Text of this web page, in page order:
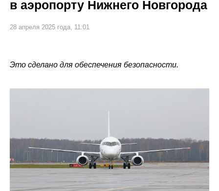
в аэропорту Нижнего Новгорода
28 апреля 2025 года, 11:01
Это сделано для обеспечения безопасности.